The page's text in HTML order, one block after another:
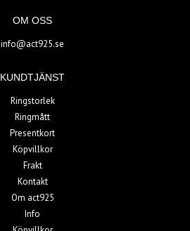
OM OSS
info@act925.se
KUNDTJÄNST
Ringstorlek
Ringmått
Presentkort
Köpvillkor
Frakt
Kontakt
Om act925
Info